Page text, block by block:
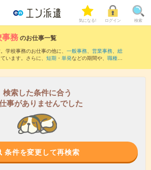
気になる! ログイン 検索
務のお仕事一覧
学校事務のお仕事の他に、 一般事務、 営業事務、 総
います。さらに、 短期 ・ 単発などの期間や、 職種未
検索した条件に合う
事がありませんでした
条件を変更して再検索